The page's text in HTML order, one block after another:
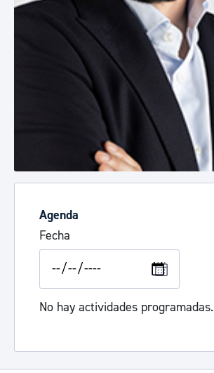
Agenda
Fecha
No hay actividades programadas.